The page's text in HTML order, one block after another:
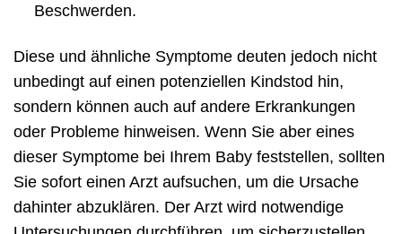
Beschwerden.
Diese und ähnliche Symptome deuten jedoch nicht
unbedingt auf einen potenziellen Kindstod hin,
sondern können auch auf andere Erkrankungen
oder Probleme hinweisen. Wenn Sie aber eines
dieser Symptome bei Ihrem Baby feststellen, sollten
Sie sofort einen Arzt aufsuchen, um die Ursache
dahinter abzuklären. Der Arzt wird notwendige